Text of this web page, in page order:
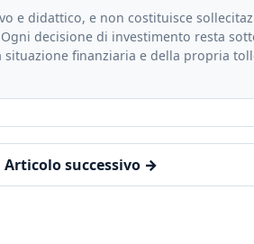
e didattico, e non costituisce
decisione di investimento resta
finanziaria e della propria
Articolo successivo →